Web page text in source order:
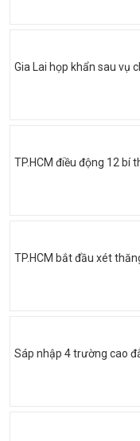
Gia Lai họp khẩn sau vụ
TP.HCM điều động 12 bí
TP.HCM bắt đầu xét
Sáp nhập 4 trường cao